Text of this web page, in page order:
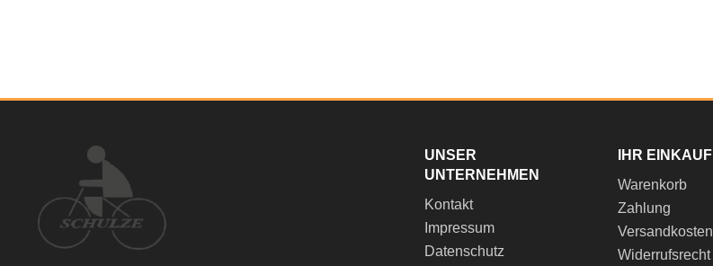
UNSER
UNTERNEHMEN
Kontakt
Impressum
Datenschutz
IHR EINKAUF
Warenkorb
Zahlung
Versandkosten
Widerrufsrecht